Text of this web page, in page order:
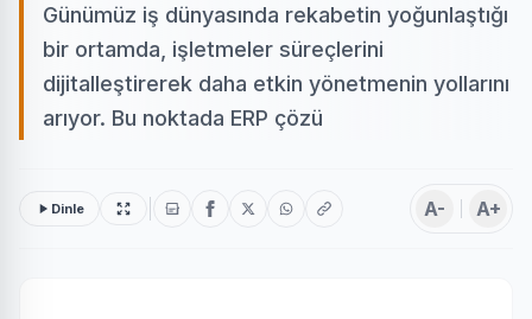
Günümüz iş dünyasında rekabetin yoğunlaştığı
bir ortamda, işletmeler süreçlerini
dijitalleştirerek daha etkin yönetmenin yollarını
arıyor. Bu noktada ERP çözü
Dinle A- A+